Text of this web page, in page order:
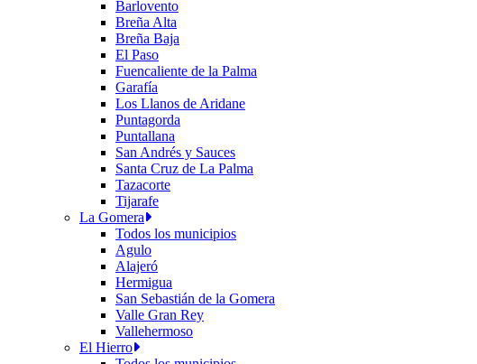
Barlovento
Breña Alta
Breña Baja
El Paso
Fuencaliente de la Palma
Garafía
Los Llanos de Aridane
Puntagorda
Puntallana
San Andrés y Sauces
Santa Cruz de La Palma
Tazacorte
Tijarafe
La Gomera
Todos los municipios
Agulo
Alajeró
Hermigua
San Sebastián de la Gomera
Valle Gran Rey
Vallehermoso
El Hierro